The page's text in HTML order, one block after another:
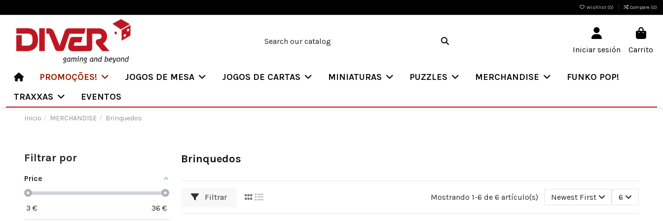
Wishlist (0) Compare (0)
Iniciar sesión Carrito
PROMOÇÕES! JOGOS DE MESA JOGOS DE CARTAS MINIATURAS PUZZLES MERCHANDISE
FUNKO POP!
TRAXXAS
EVENTOS
Inicio MERCHANDISE Brinquedos
Brinquedos
Filtrar Mostrando 1-6 de 6 artículo(s) Newest First 6
Filtrar por
Price
3 € 36 €